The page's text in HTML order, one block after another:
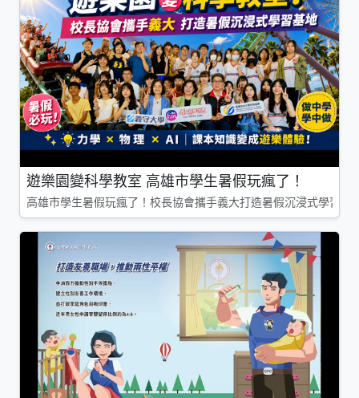
遊樂園變科學教室 高雄市學生暑假玩瘋了！
高雄市學生暑假玩瘋了！校長協會攜手義大打造暑假沉浸式學習基